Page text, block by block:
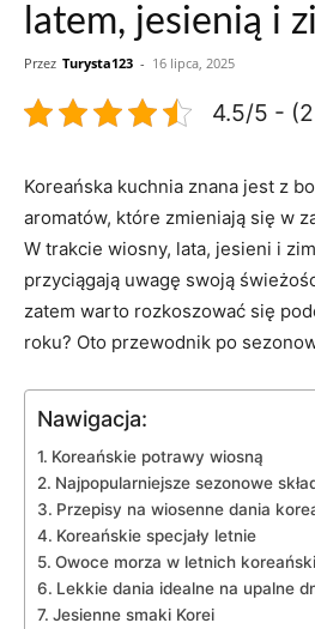
latem, jesienią i
Przez Turysta123 - 16 lipca, 2025
4.5/5 -
Koreańska‍ kuchnia znana jest z‌
aromatów,​ które zmieniają się ⁣w
W trakcie wiosny, ‍lata, jesieni⁣ i
przyciągają uwagę swoją
zatem ⁣warto rozkoszować się‍
roku?​ Oto przewodnik ‌po
Nawigacja:
Koreańskie potrawy ​wiosną
Najpopularniejsze sezonowe
Przepisy na wiosenne dania
Koreańskie specjały letnie
Owoce morza w letnich
Lekkie dania‌ idealne na upalne
Jesienne smaki ‌Korei